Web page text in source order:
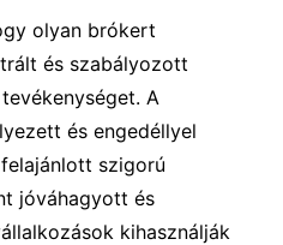
olyan brókert
és szabályozott
A
és engedéllyel
szigorú
jóváhagyott és
kihasználják